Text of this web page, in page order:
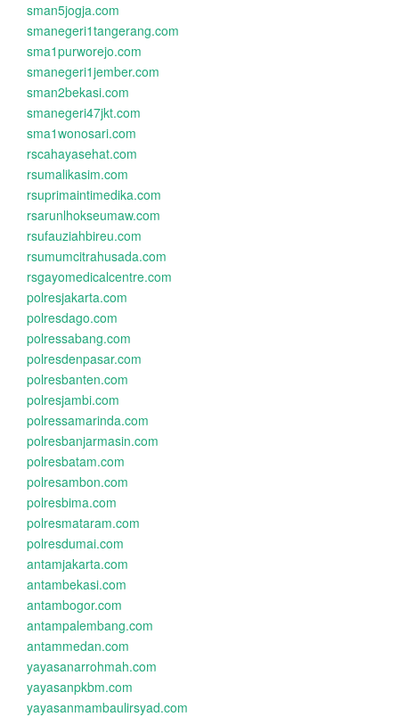
sman5jogja.com
smanegeri1tangerang.com
sma1purworejo.com
smanegeri1jember.com
sman2bekasi.com
smanegeri47jkt.com
sma1wonosari.com
rscahayasehat.com
rsumalikasim.com
rsuprimaintimedika.com
rsarunlhokseumaw.com
rsufauziahbireu.com
rsumumcitrahusada.com
rsgayomedicalcentre.com
polresjakarta.com
polresdago.com
polressabang.com
polresdenpasar.com
polresbanten.com
polresjambi.com
polressamarinda.com
polresbanjarmasin.com
polresbatam.com
polresambon.com
polresbima.com
polresmataram.com
polresdumai.com
antamjakarta.com
antambekasi.com
antambogor.com
antampalembang.com
antammedan.com
yayasanarrohmah.com
yayasanpkbm.com
yayasanmambaulirsyad.com